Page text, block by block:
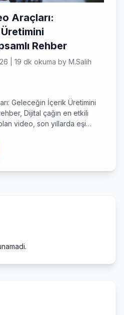
Araçları:
Rehber
19 dk okuma by M.Salih
Geleceğin İçerik Üretimini
Dijital çağın en etkili
video, son yıllarda eşi
sitelerine, eğitim
kanallarına kadar her